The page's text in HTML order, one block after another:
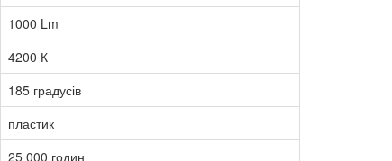
1000 Lm
4200 К
185 градусів
пластик
25 000 годин